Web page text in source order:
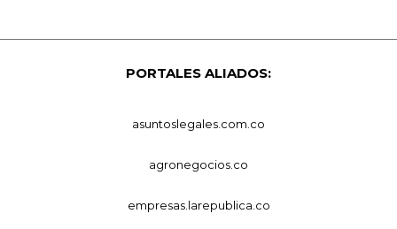
PORTALES ALIADOS:
asuntoslegales.com.co
agronegocios.co
empresas.larepublica.co